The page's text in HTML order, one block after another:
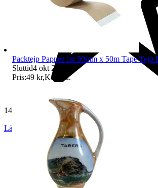
140 519 omdömen
Läs omdömen Följ
Packtejp Papper 1st 50mm x 50m Tape Tejp
Sluttid4 okt 22:20
Pris:49 kr,Köp nu.